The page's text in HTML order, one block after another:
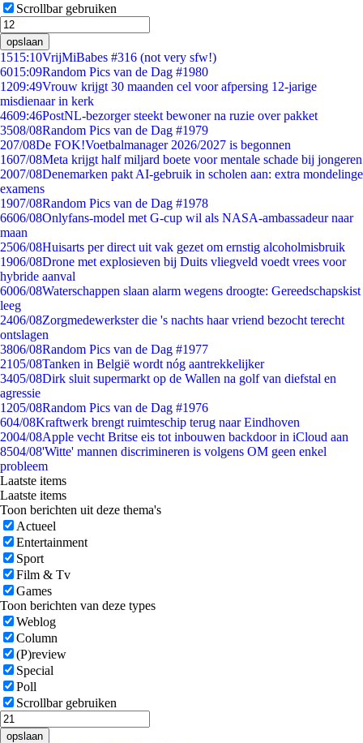
Scrollbar gebruiken
opslaan
1515:10VrijMiBabes #316 (not very sfw!)
6015:09Random Pics van de Dag #1980
1209:49Vrouw krijgt 30 maanden cel voor afpersing 12-jarige
misdienaar in kerk
4609:46PostNL-bezorger steekt bewoner na ruzie over pakket
3508/08Random Pics van de Dag #1979
207/08De FOK!Voetbalmanager 2026/2027 is begonnen
1607/08Meta krijgt half miljard boete voor mentale schade bij jongeren
2007/08Denemarken pakt AI-gebruik in scholen aan: extra mondelinge
examens
1907/08Random Pics van de Dag #1978
6606/08Onlyfans-model met G-cup wil als NASA-ambassadeur naar
maan
2506/08Huisarts per direct uit vak gezet om ernstig alcoholmisbruik
1906/08Drone met explosieven bij Duits vliegveld voedt vrees voor
hybride aanval
6006/08Waterschappen slaan alarm wegens droogte: Gereedschapskist
leeg
2406/08Zorgmedewerkster die 's nachts haar vriend bezocht terecht
ontslagen
3806/08Random Pics van de Dag #1977
2105/08Tanken in België wordt nóg aantrekkelijker
3405/08Dirk sluit supermarkt op de Wallen na golf van diefstal en
agressie
1205/08Random Pics van de Dag #1976
604/08Kraftwerk brengt ruimteschip terug naar Eindhoven
2004/08Apple vecht Britse eis tot inbouwen backdoor in iCloud aan
8504/08'Witte' mannen discrimineren is volgens OM geen enkel
probleem
Laatste items
Laatste items
Toon berichten uit deze thema's
Actueel
Entertainment
Sport
Film & Tv
Games
Toon berichten van deze types
Weblog
Column
(P)review
Special
Poll
Scrollbar gebruiken
opslaan